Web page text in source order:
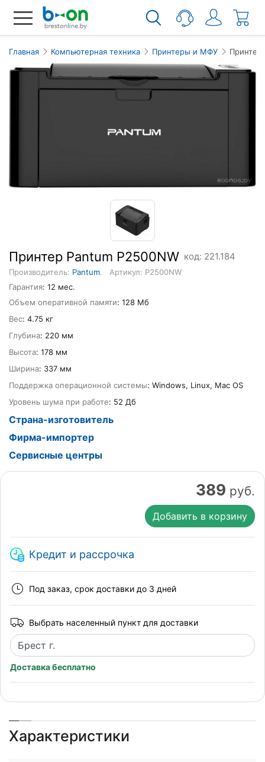
Главная Компьютерная техника Принтеры и МФУ Принтер
Принтер Pantum P2500NW код: 221.184
Производитель: Pantum.
Артикул: P2500NW
Гарантия: 12 мес.
Объем оперативной памяти: 128 Мб
Вес: 4.75 кг
Глубина: 220 мм
Высота: 178 мм
Ширина: 337 мм
Поддержка операционной системы: Windows, Linux, Mac OS
Уровень шума при работе: 52 Дб
Страна-изготовитель
Фирма-импортер
Сервисные центры
389 руб.
Добавить в корзину
Кредит и рассрочка
Под заказ, срок доставки до 3 дней
Выбрать населенный пункт для доставки
Доставка бесплатно
Характеристики